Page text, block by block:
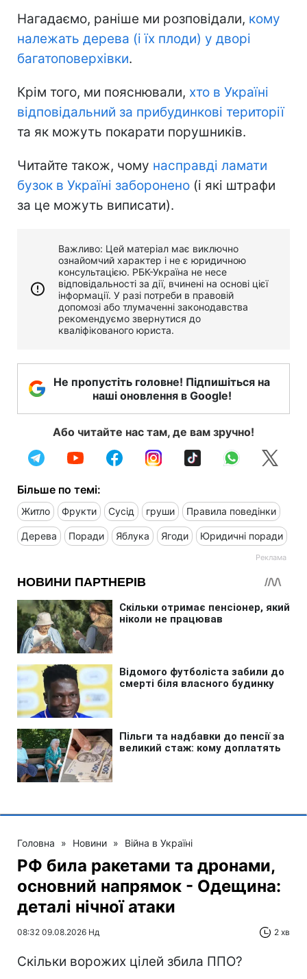
Нагадаємо, раніше ми розповідали, кому
належать дерева (і їх плоди) у дворі
багатоповерхівки.
Крім того, ми пояснювали, хто в Україні
відповідальний за прибудинкові території
та як можуть покарати порушників.
Читайте також, чому насправді ламати
бузок в Україні заборонено (і які штрафи
за це можуть виписати).
Важливо: Цей матеріал має виключно
ознайомчий характер і не є юридичною
консультацією. РБК-Україна не несе
відповідальності за дії, вчинені на основі цієї
інформації. У разі потреби в правовій
допомозі або тлумаченні законодавства
рекомендуємо звернутися до
кваліфікованого юриста.
Не пропустіть головне! Підпишіться на
наші оновлення в Google!
Або читайте нас там, де вам зручно!
Більше по темі:
Житло Фрукти Сусід груши Правила поведінки
Дерева Поради Яблука Ягоди Юридичні поради
Головна » Новини » Війна в Україні
РФ била ракетами та дронами,
основний напрямок - Одещина:
деталі нічної атаки
08:32 09.08.2026 Нд 2 хв
Скільки ворожих цілей збила ППО?